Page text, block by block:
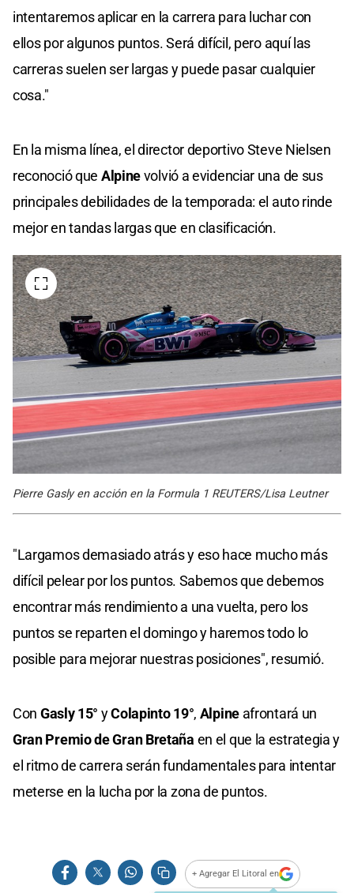
intentaremos aplicar en la carrera para luchar con
ellos por algunos puntos. Será difícil, pero aquí las
carreras suelen ser largas y puede pasar cualquier
cosa."
En la misma línea, el director deportivo Steve Nielsen
reconoció que Alpinevolvió a evidenciar una de sus
principales debilidades de la temporada: el auto rinde
mejor en tandas largas que en clasificación.
Pierre Gasly en acción en la Formula 1 REUTERS/Lisa Leutner
"Largamos demasiado atrás y eso hace mucho más
difícil pelear por los puntos. Sabemos que debemos
encontrar más rendimiento a una vuelta, pero los
puntos se reparten el domingo y haremos todo lo
posible para mejorar nuestras posiciones", resumió.
Con Gasly 15° yColapinto 19°, Alpine afrontará un
Gran Premio de Gran Bretaña en el que la estrategia y
el ritmo de carrera serán fundamentales para intentar
meterse en la lucha por la zona de puntos.
+ Agregar El Litoral en